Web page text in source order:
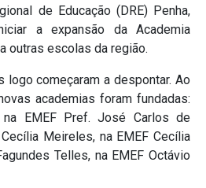
de Educação (DRE) Penha,
a expansão da Academia
outras escolas da região.
começaram a despontar. Ao
academias foram fundadas:
EMEF Pref. José Carlos de
Meireles, na EMEF Cecília
Telles, na EMEF Octávio